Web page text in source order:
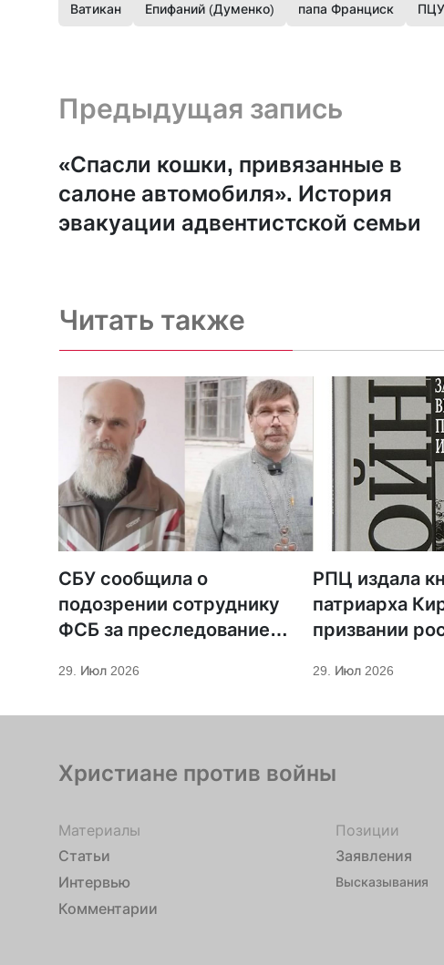
Ватикан Епифаний (Думенко) папа Франциск ПЦУ
Предыдущая запись и следующая запись
Предыдущая запись
«Спасли кошки, привязанные в
салоне автомобиля». История
эвакуации адвентистской семьи
Читать также
СБУ сообщила о
подозрении сотруднику
ФСБ за преследование
29. Июл 2026
РПЦ издала
патриарха
призвании
29. Июл 2026
Христиане против войны
Материалы
Статьи
Интервью
Комментарии
Позиции
Заявления
Высказывания